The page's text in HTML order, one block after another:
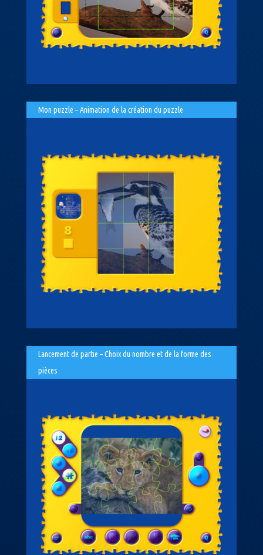
Mon puzzle – Animation de la création du puzzle
Lancement de partie – Choix du nombre et de la forme des
pièces